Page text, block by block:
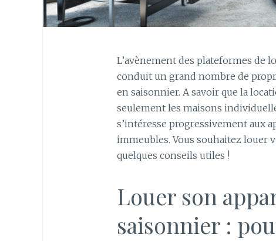
L’avènement des plateformes de
conduit un grand nombre de
en saisonnier. A savoir que la
seulement les maisons
s’intéresse progressivement aux
immeubles. Vous souhaitez louer
quelques conseils utiles !
Louer son
saisonnier :